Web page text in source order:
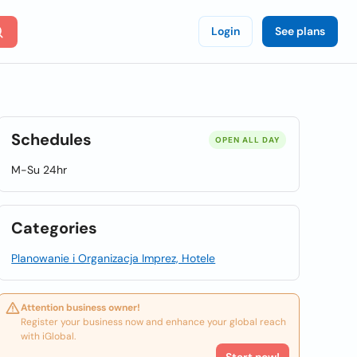
Login See plans
Schedules OPEN ALL DAY
M-Su 24hr
Categories
Planowanie i Organizacja Imprez, Hotele
Attention business owner!
Register your business now and enhance your global reach
with iGlobal.